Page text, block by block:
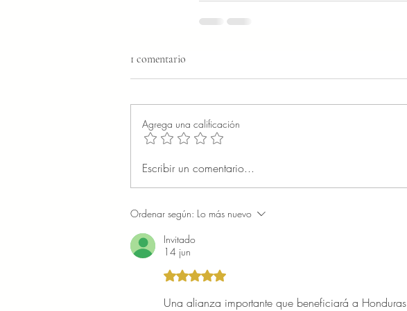
1 comentario
Agrega una calificación
Escribir un comentario...
Ordenar según: Lo más nuevo
Invitado
14 jun
Obtuvo 5 de 5 estrellas.
Una alianza importante que beneficiará a Honduras